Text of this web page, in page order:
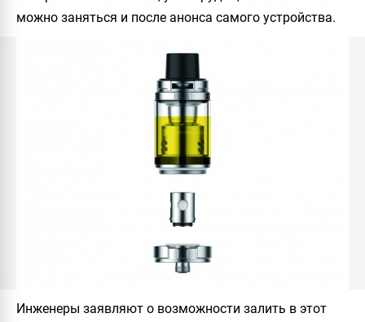
можно заняться и после анонса самого устройства.
Инженеры заявляют о возможности залить в этот